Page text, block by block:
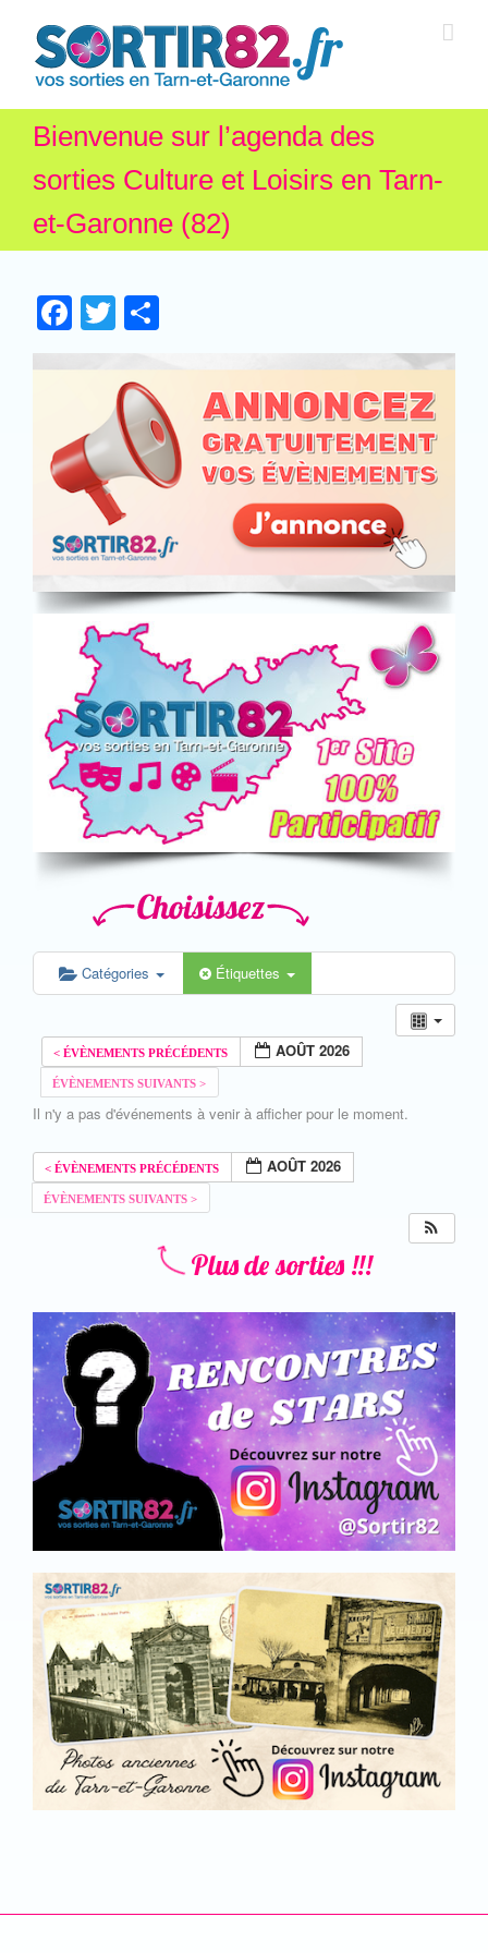
Bienvenue sur l’agenda des
sorties Culture et Loisirs en Tarn-
et-Garonne (82)
Facebook
Twitter
Catégories Étiquettes
AOÛT 2026
Il n'y a pas d'événements à venir à afficher pour le moment.
AOÛT 2026